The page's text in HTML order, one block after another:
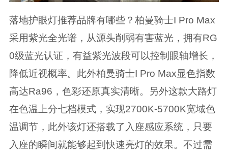
落地护眼灯推荐品牌有哪些？柏曼骑士I Pro Max
采用紫光全光谱，从源头削弱有害蓝光，拥有RG
0级蓝光认证，有益紫光波段可以控制眼轴增长，
降低近视概率。此外柏曼骑士I Pro Max显色指数
高达Ra96，色彩还原真实清晰。另外这款大路灯
在色温上分七档模式，实现2700K-5700K宽域色
温调节，此外该灯还搭载了入座感应系统，只要
入座的瞬间就能够起到快速亮灯的效果。不过需